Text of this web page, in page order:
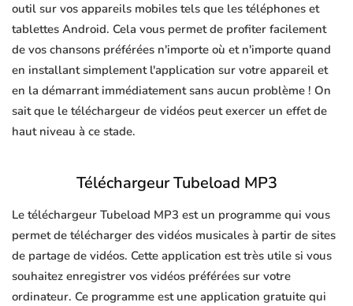
outil sur vos appareils mobiles tels que les téléphones et
tablettes Android. Cela vous permet de profiter facilement
de vos chansons préférées n'importe où et n'importe quand
en installant simplement l'application sur votre appareil et
en la démarrant immédiatement sans aucun problème ! On
sait que le téléchargeur de vidéos peut exercer un effet de
haut niveau à ce stade.
Téléchargeur Tubeload MP3
Le téléchargeur Tubeload MP3 est un programme qui vous
permet de télécharger des vidéos musicales à partir de sites
de partage de vidéos. Cette application est très utile si vous
souhaitez enregistrer vos vidéos préférées sur votre
ordinateur. Ce programme est une application gratuite qui